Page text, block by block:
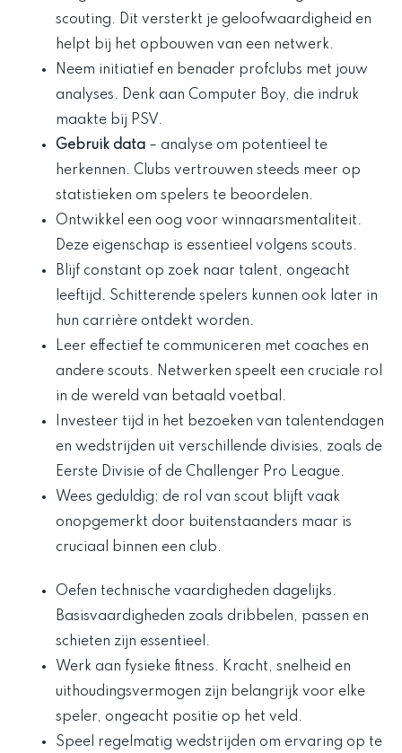
scouting. Dit versterkt je geloofwaardigheid en
helpt bij het opbouwen van een netwerk.
Neem initiatief en benader profclubs met jouw
analyses. Denk aan Computer Boy, die indruk
maakte bij PSV.
Gebruik data – analyse om potentieel te
herkennen. Clubs vertrouwen steeds meer op
statistieken om spelers te beoordelen.
Ontwikkel een oog voor winnaarsmentaliteit.
Deze eigenschap is essentieel volgens scouts.
Blijf constant op zoek naar talent, ongeacht
leeftijd. Schitterende spelers kunnen ook later in
hun carrière ontdekt worden.
Leer effectief te communiceren met coaches en
andere scouts. Netwerken speelt een cruciale rol
in de wereld van betaald voetbal.
Investeer tijd in het bezoeken van talentendagen
en wedstrijden uit verschillende divisies, zoals de
Eerste Divisie of de Challenger Pro League.
Wees geduldig; de rol van scout blijft vaak
onopgemerkt door buitenstaanders maar is
cruciaal binnen een club.
Oefen technische vaardigheden dagelijks.
Basisvaardigheden zoals dribbelen, passen en
schieten zijn essentieel.
Werk aan fysieke fitness. Kracht, snelheid en
uithoudingsvermogen zijn belangrijk voor elke
speler, ongeacht positie op het veld.
Speel regelmatig wedstrijden om ervaring op te